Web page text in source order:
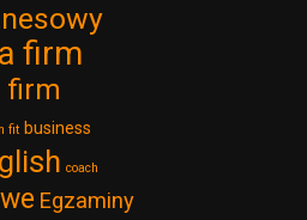
firm
firm
fit business
coach
Egzaminy